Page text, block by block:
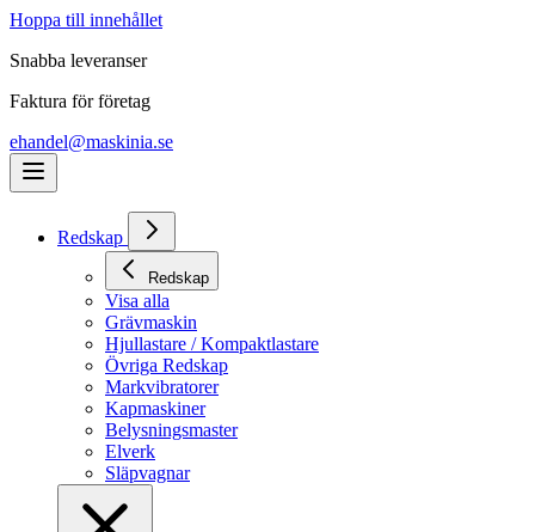
Hoppa till innehållet
Snabba leveranser
Faktura för företag
ehandel@maskinia.se
Redskap
Redskap
Visa alla
Grävmaskin
Hjullastare / Kompaktlastare
Övriga Redskap
Markvibratorer
Kapmaskiner
Belysningsmaster
Elverk
Släpvagnar